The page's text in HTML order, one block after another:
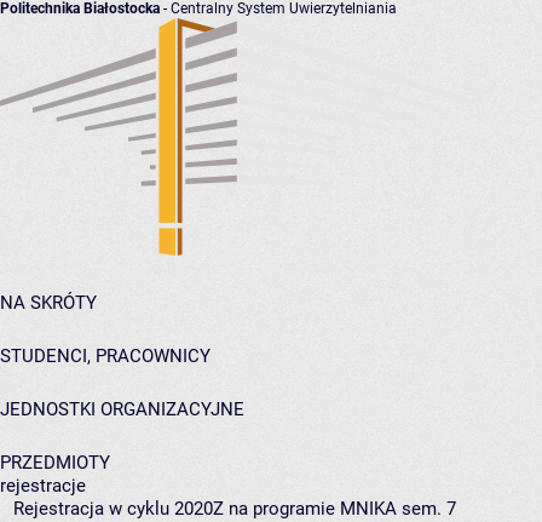
Politechnika Białostocka - Centralny System Uwierzytelniania
NA SKRÓTY
STUDENCI, PRACOWNICY
JEDNOSTKI ORGANIZACYJNE
PRZEDMIOTY
rejestracje
Rejestracja w cyklu 2020Z na programie MNIKA sem. 7